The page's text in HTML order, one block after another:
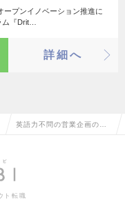
ープンイノベーション推進に
『Drit…
詳細へ
英語力不問の営業企画の転
ト転職